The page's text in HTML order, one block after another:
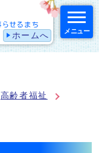
ホームへ メニュー
高齢者福祉